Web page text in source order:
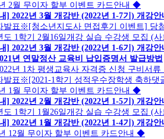
2월 무이자 할부 이벤트 카드안내 ◆
] 2022년 3월 개강반 (2022년 1-7기) 개강안
발표※[청소년지도사 면접후기 이벤트] 당
도 1학기 2월16일개강 실습 수강생 모집 (
] 2022년 3월 개강반 (2022년 1-6기) 개강안
년 연말정산 교육비 납입증명서 발급방법
년 1차 평생교육사 자격증 신청 구비서류
표※[2021-1학기 성적우수장학생 축하댓
1월 무이자 할부 이벤트 카드안내 ◆
] 2022년 2월 개강반 (2022년 1-5기) 개강안
도 1학기 1월26일개강 실습 수강생 모집 (
] 2022년 1월 개강반 (2022년 1-4기) 개강안
12월 무이자 할부 이벤트 카드안내 ◆